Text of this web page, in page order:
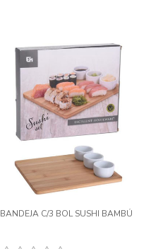
BANDEJA C/3 BOL SUSHI BAMBÚ